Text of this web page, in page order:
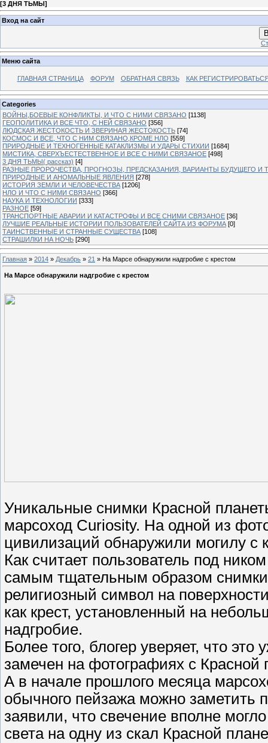
[3 ДНЯ ТЬМЫ]
Вход на сайт
Меню сайта
ГЛАВНАЯ СТРАНИЦА ФОРУМ ОБРАТНАЯ СВЯЗЬ КАК
Categories
ВОЙНЫ,БОЕВЫЕ КОНФЛИКТЫ, И ЧТО С НИМИ СВЯЗАНО [1138]
ГЕОПОЛИТИКА И ВСЕ ЧТО, С НЕЙ СВЯЗАНО [356]
ЛЮДСКАЯ ЖЕСТОКОСТЬ И ЗВЕРИНАЯ ЖЕСТОКОСТЬ [74]
КОСМОС И ВСЕ, ЧТО С НИМ СВЯЗАНО,КРОМЕ НЛО [559]
ПРИРОДНЫЕ И ТЕХНОГЕННЫЕ КАТАКЛИЗМЫ И УДАРЫ СТИХИИ [1684]
МИСТИКА, СВЕРХЪЕСТЕСТВЕННОЕ И ВСЕ С НИМИ СВЯЗАНОЕ [498]
3 ДНЯ ТЬМЫ( рассказ) [4]
РАЗНЫЕ ПРОРОЧЕСТВА, ПРОГНОЗЫ, ПРЕДСКАЗАНИЯ, ВАРИАНТЫ БУДУЩЕГО И
ПРИРОДНЫЕ И АНОМАЛЬНЫЕ ЯВЛЕНИЯ [278]
ИСТОРИЯ ЗЕМЛИ И ЧЕЛОВЕЧЕСТВА [1206]
НЛО И ЧТО С НИМИ СВЯЗАНО [366]
НАУКА И ТЕХНОЛОГИИ [333]
РАЗНОЕ [59]
ТРАНСПОРТНЫЕ АВАРИИ И КАТАСТРОФЫ И ВСЕ СНИМИ СВЯЗАНОЕ [36]
ЛУЧШИЕ РЕАЛЬНЫЕ ИСТОРИИ ПОЛЬЗОВАТЕЛЕЙ САЙТА ИЗ ФОРУМА [0]
ТАИНСТВЕННЫЕ И СТРАННЫЕ СУЩЕСТВА [108]
СТРАШИЛКИ НА НОЧЬ [290]
Главная » 2014 » Декабрь » 21 » На Марсе обнаружили надгробие с крестом
На Марсе обнаружили надгробие с крестом
Уникальные снимки Красной
марсоход Curiosity. На одной из
цивилизаций обнаружили могилу с
Как считает пользователь под
самым тщательным образом
религиозный символ на
как крест, установленный на
надгробие.
Более того, блогер уверяет, что
замечен на фотографиях с
А в начале прошлого месяца
обычного пейзажа можно заметить
заявили, что свечение вполне
света на одну из скал Красной